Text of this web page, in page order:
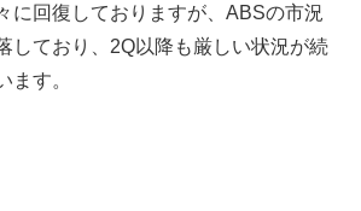
に回復しておりますが、ABSの市況
しており、2Q以降も厳しい状況が続
ます。